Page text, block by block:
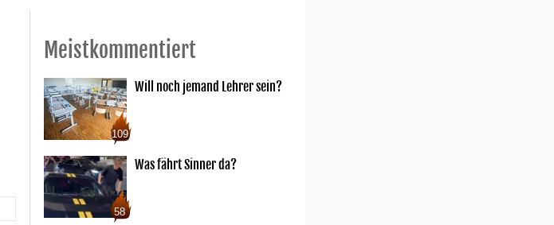
Meistkommentiert
109
Will noch jemand Lehrer sein?
58
Was fährt Sinner da?